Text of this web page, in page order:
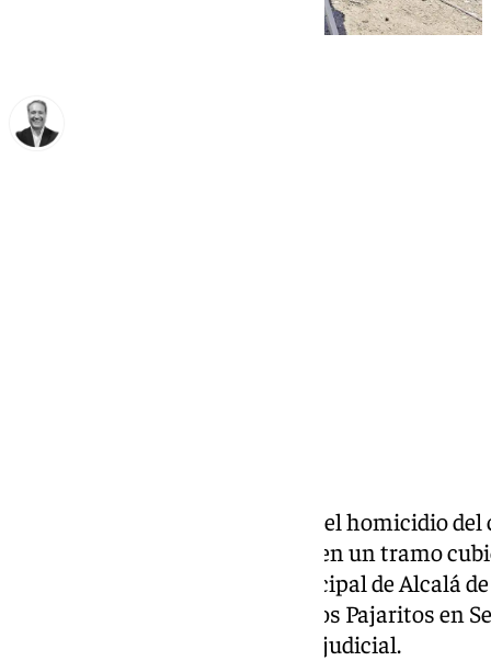
La Policía Nacional ha resuelto el homicidio del
carbonizado el 1 de septiembre en un tramo
perteneciente al término municipal de Alcalá
detenciones en la barriada de Los Pajaritos en
que han pasado ha disposición judicial.